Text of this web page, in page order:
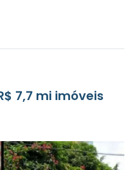
7,7 mi imóveis